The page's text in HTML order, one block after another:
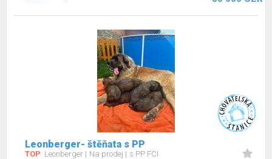
Leonberger- štěňata s PP
TOP Leonberger Na prodej s PP FCI